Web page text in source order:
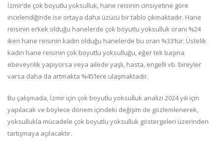
İzmir’de çok boyutlu yoksulluk, hane reisinin cinsiyetine göre
incelendiğinde ise ortaya daha üzücü bir tablo çıkmaktadır. Hane
reisinin erkek olduğu hanelerde çok boyutlu yoksulluk oranı %24
iken hane reisinin kadın olduğu hanelerde bu oran %33’tür. Üstelik
kadın hane reisinin çok boyutlu yoksulluğu, eğer tek başına
ebeveynlik yapıyorsa veya ailede yaşlı, hasta, engelli vb. bireyler
varsa daha da artmakta %45’lere ulaşmaktadır.
Bu çalışmada, İzmir için çok boyutlu yoksulluk analizi 2024 yılı için
yapılacak ve böylece dönem içindeki değişim de gözlemlenerek,
yoksullukla mücadele çok boyutlu yoksulluk göstergeleri üzerinden
tartışmaya açılacaktır.